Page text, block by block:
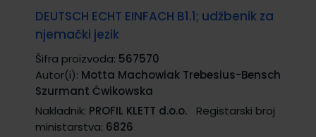
DEUTSCH ECHT EINFACH B1.1; udžbenik za
njemački jezik
Šifra proizvoda: 567570
Autor(i): Motta Machowiak Trebesius-Bensch
Szurmant Ćwikowska
Nakladnik: PROFIL KLETT d.o.o.
Registarski broj
ministarstva: 6826